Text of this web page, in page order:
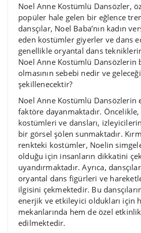
Noel Anne Kostümlü Dansözler,
popüler hale gelen bir eğlence
dansçılar, Noel Baba’nın kadın
eden kostümler giyerler ve dans
genellikle oryantal dans
Noel Anne Kostümlü Dansözlerin
olmasının sebebi nedir ve
şekillenecektir?
Noel Anne Kostümlü Dansözlerin
faktöre dayanmaktadır. Öncelikle,
kostümleri ve dansları,
bir görsel şölen sunmaktadır.
renkteki kostümler, Noelin
olduğu için insanların dikkatini
uyandırmaktadır. Ayrıca,
oryantal dans figürleri ve
ilgisini çekmektedir. Bu
enerjik ve etkileyici oldukları için
mekanlarında hem de özel
edilmektedir.